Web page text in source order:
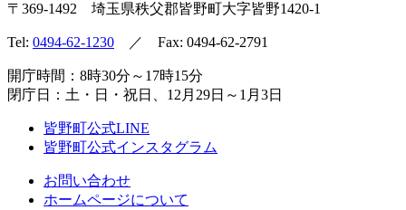
〒369-1492 埼玉県秩父郡皆野町 大字皆野1420-1
Tel: 0494-62-1230 ／ Fax: 0494-62-2791
開庁時間：8時30分～17時15分
閉庁日：土・日・祝日、12月29日～1月3日
皆野町公式LINE
皆野町公式インスタグラム
お問い合わせ
ホームページについて